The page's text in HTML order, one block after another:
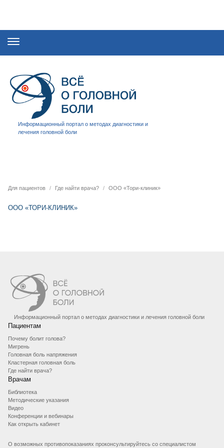
Информационный портал о методах диагностики и
лечения головной боли
Для пациентов Где найти врача? ООО «Тори-клиник»
ООО «ТОРИ-КЛИНИК»
Информационный портал о методах диагностики и лечения головной боли
Пациентам
Почему болит голова?
Мигрень
Головная боль напряжения
Кластерная головная боль
Где найти врача?
Врачам
Библиотека
Методические указания
Видео
Конференции и вебинары
Как открыть кабинет
О возможных противопоказаниях проконсультируйтесь со специалистом